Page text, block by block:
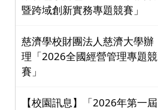
暨跨域創新實務專題競賽」
慈濟學校財團法人慈濟大學辦
理「2026全國經營管理專題競
賽」
【校園訊息】「2026年第一屆